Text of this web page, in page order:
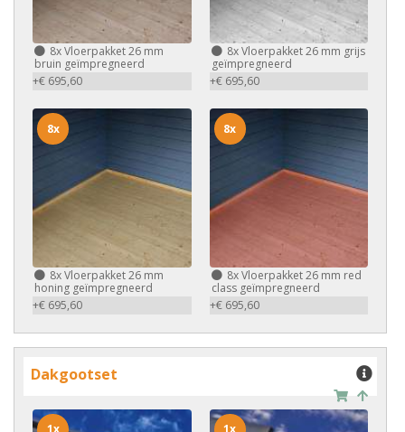
8xVloerpakket 26 mm
bruin geïmpregneerd
+€ 695,60
8xVloerpakket 26 mm grijs
geïmpregneerd
+€ 695,60
8xVloerpakket 26 mm
honing geïmpregneerd
+€ 695,60
8x
8xVloerpakket 26 mm red
class geïmpregneerd
+€ 695,60
8x
Dakgootset
1x 1x